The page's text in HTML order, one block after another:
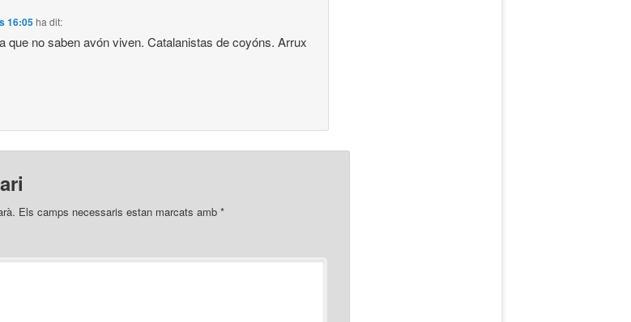
16:05ha dit:
que no saben avón viven. Catalanistas de coyóns. Arrux
Els camps necessaris estan marcats amb *